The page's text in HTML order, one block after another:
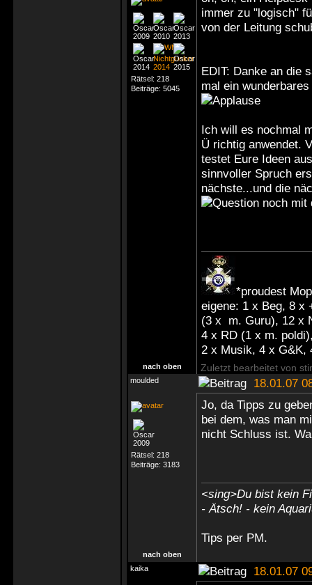
Rätsel: 218
Beiträge: 5045
immer zu "logisch"
von der Leitung
EDIT: Danke an die
mal ein
Ich will es nochmal
Ü richtig anwendet.
testet Eure Ideen
sinnvoller Spruch
nächste...und die
noch mit
*proudest
eigene: 1 x Beg, 8 x
(3 x m. Guru), 12 x
4 x RD (1 x m.
2 x Musik, 4 x G&K,
nach oben Zuletzt bearbeitet von
moulded 18.01.07
Rätsel: 218
Beiträge: 3183
Jo, da Tipps zu
bei dem, was man
nicht Schluss ist.
<sing>Du bist kein
- Ätsch! - kein
Tips per PM.
nach oben
kaika
18.01.07